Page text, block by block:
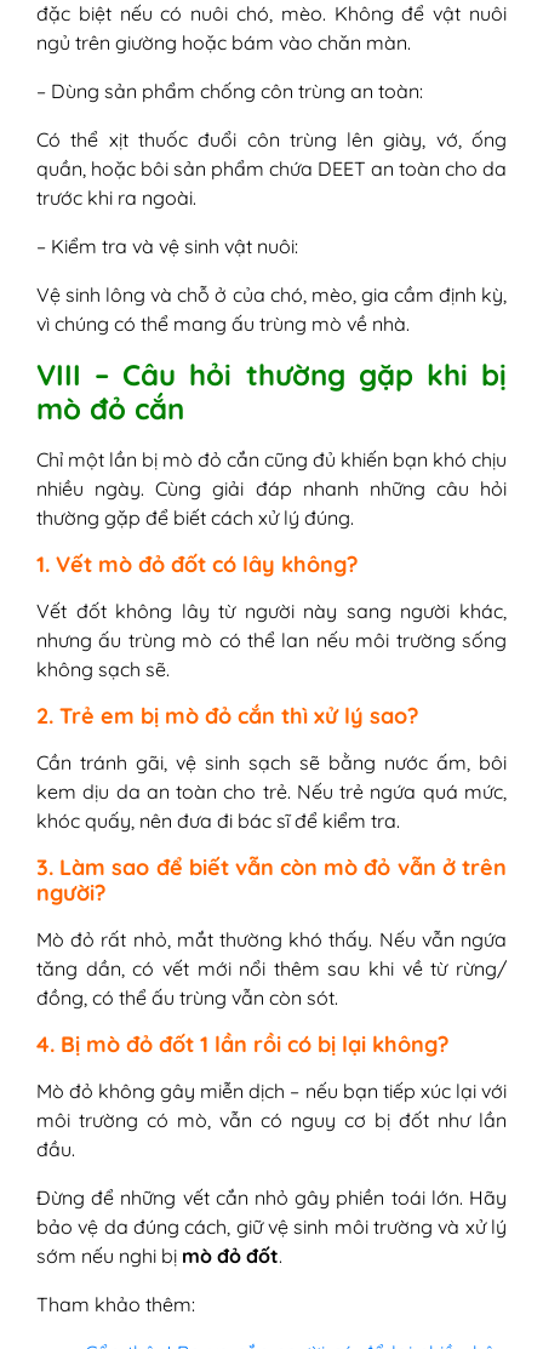
đặc biệt nếu có nuôi chó, mèo. Không để vật nuôi
ngủ trên giường hoặc bám vào chăn màn.
– Dùng sản phẩm chống côn trùng an toàn:
Có thể xịt thuốc đuổi côn trùng lên giày, vớ, ống
quần, hoặc bôi sản phẩm chứa DEET an toàn cho da
trước khi ra ngoài.
– Kiểm tra và vệ sinh vật nuôi:
Vệ sinh lông và chỗ ở của chó, mèo, gia cầm định kỳ,
vì chúng có thể mang ấu trùng mò về nhà.
VIII – Câu hỏi thường gặp khi bị
mò đỏ cắn
Chỉ một lần bị mò đỏ cắn cũng đủ khiến bạn khó chịu
nhiều ngày. Cùng giải đáp nhanh những câu hỏi
thường gặp để biết cách xử lý đúng.
1. Vết mò đỏ đốt có lây không?
Vết đốt không lây từ người này sang người khác,
nhưng ấu trùng mò có thể lan nếu môi trường sống
không sạch sẽ.
2. Trẻ em bị mò đỏ cắn thì xử lý sao?
Cần tránh gãi, vệ sinh sạch sẽ bằng nước ấm, bôi
kem dịu da an toàn cho trẻ. Nếu trẻ ngứa quá mức,
khóc quấy, nên đưa đi bác sĩ để kiểm tra.
3. Làm sao để biết vẫn còn mò đỏ vẫn ở trên
người?
Mò đỏ rất nhỏ, mắt thường khó thấy. Nếu vẫn ngứa
tăng dần, có vết mới nổi thêm sau khi về từ rừng/
đồng, có thể ấu trùng vẫn còn sót.
4. Bị mò đỏ đốt 1 lần rồi có bị lại không?
Mò đỏ không gây miễn dịch – nếu bạn tiếp xúc lại với
môi trường có mò, vẫn có nguy cơ bị đốt như lần
đầu.
Đừng để những vết cắn nhỏ gây phiền toái lớn. Hãy
bảo vệ da đúng cách, giữ vệ sinh môi trường và xử lý
sớm nếu nghi bị mò đỏ đốt.
Tham khảo thêm: